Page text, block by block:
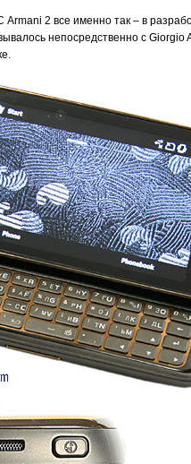
2 все именно так – в
непосредственно с Giorgio